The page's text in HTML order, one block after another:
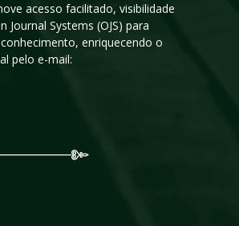
acesso facilitado, visibilidade
Systems (OJS) para
enriquecendo o
pelo e-mail: